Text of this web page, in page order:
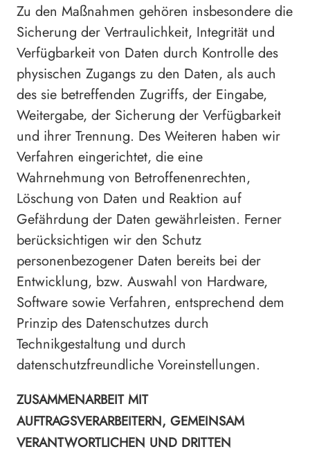
Zu den Maßnahmen gehören insbesondere die
Sicherung der Vertraulichkeit, Integrität und
Verfügbarkeit von Daten durch Kontrolle des
physischen Zugangs zu den Daten, als auch
des sie betreffenden Zugriffs, der Eingabe,
Weitergabe, der Sicherung der Verfügbarkeit
und ihrer Trennung. Des Weiteren haben wir
Verfahren eingerichtet, die eine
Wahrnehmung von Betroffenenrechten,
Löschung von Daten und Reaktion auf
Gefährdung der Daten gewährleisten. Ferner
berücksichtigen wir den Schutz
personenbezogener Daten bereits bei der
Entwicklung, bzw. Auswahl von Hardware,
Software sowie Verfahren, entsprechend dem
Prinzip des Datenschutzes durch
Technikgestaltung und durch
datenschutzfreundliche Voreinstellungen.
ZUSAMMENARBEIT MIT
AUFTRAGSVERARBEITERN, GEMEINSAM
VERANTWORTLICHEN UND DRITTEN